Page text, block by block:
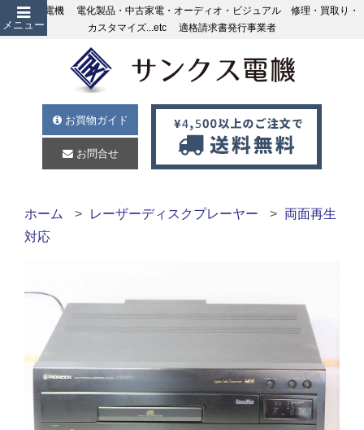
メニュー
サンクス電機 電化製品・中古家電・オーディオ・ビジュアル 修理・買取り・
カスタマイズ...etc 適格請求書発行事業者
お買物ガイド
お問合せ
ホーム レーザーディスクプレーヤー
両面再生
対応